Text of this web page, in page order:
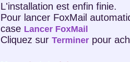
L'installation est enfin finie.
Pour lancer FoxMail
case Lancer FoxMail
Cliquez surTerminer pour